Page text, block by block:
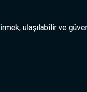
ulaşılabilir ve